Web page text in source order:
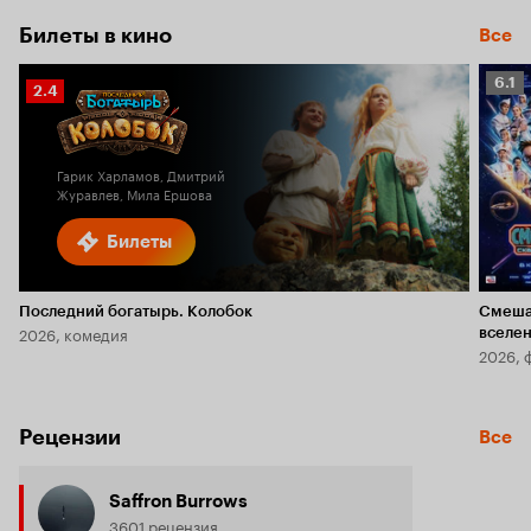
Билеты в кино Все
Билеты
Рейтинг
Кинопоиска
2.4
Гарик Харламов, Дмитрий
Журавлев, Мила Ершова
Последний богатырь. Колобок
2026, комедия
6.1
6.1
2026,
Рецензии Все
Saffron Burrows
3601 рецензия